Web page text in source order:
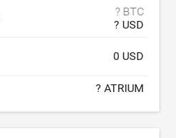
? BTC
? USD
0 USD
? ATRIUM